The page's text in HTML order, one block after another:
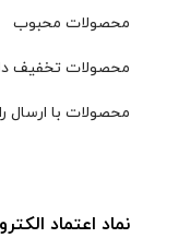
محصولات محبوب
محصولات تخفیف
محصولات با ارسال
نماد اعتماد